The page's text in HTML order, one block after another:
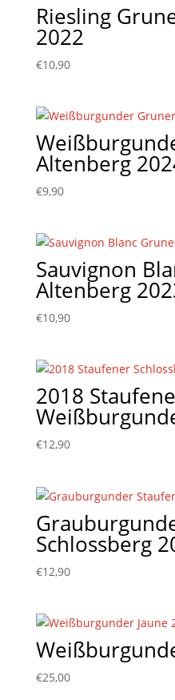
Riesling
2022
€10,90
Altenberg
€9,90
Sauvignon
Altenberg
€10,90
2018
€12,90
Schlossberg
€12,90
€25,00